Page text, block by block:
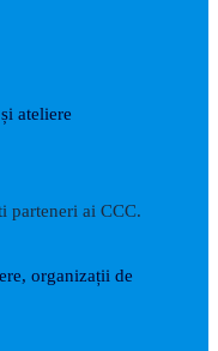
ateliere
parteneri ai CCC.
organizații de